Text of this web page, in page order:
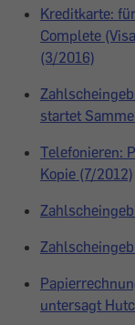
Kreditkarte:
Complete
(3/2016)
startet
Telefonieren:
Kopie (7/2012)
untersagt